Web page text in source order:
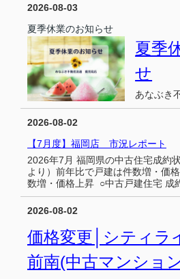
2026-08-03
夏季休業のお知らせ
夏季
せ
あなぶき
2026-08-02
【7月度】福岡店 市況レポート
2026年7月 福岡県の中古住宅成約
より）前年比で戸建は件数増・価
数増・価格上昇 ○中古戸建住宅 成
2026-08-02
価格変更│シティラ
前南(中古マンショ